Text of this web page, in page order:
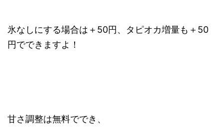
氷なしにする場合は＋50円、タピオカ増量も＋50
円でできますよ！
甘さ調整は無料ででき、